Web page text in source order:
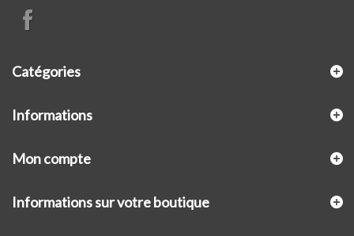
Catégories
Informations
Mon compte
Informations sur votre boutique